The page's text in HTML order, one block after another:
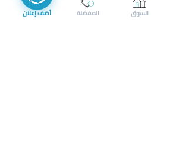
إرسال رسالة
أضف إعلان المفضلة السوق